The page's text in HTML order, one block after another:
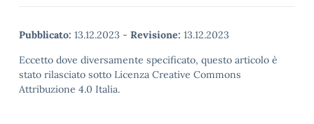
Pubblicato: 13.12.2023 - Revisione: 13.12.2023
Eccetto dove diversamente specificato, questo articolo è
stato rilasciato sotto Licenza Creative Commons
Attribuzione 4.0 Italia.